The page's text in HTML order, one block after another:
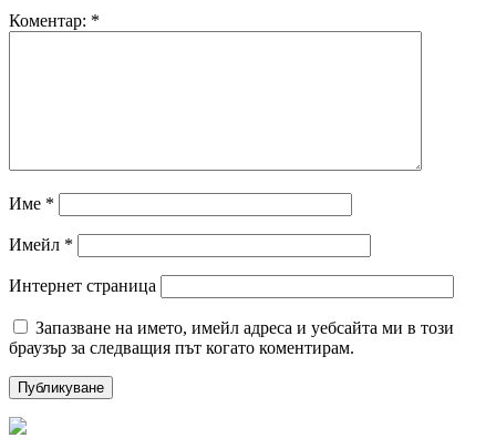
Коментар: *
Име *
Имейл *
Интернет страница
Запазване на името, имейл адреса и уебсайта ми в този
браузър за следващия път когато коментирам.